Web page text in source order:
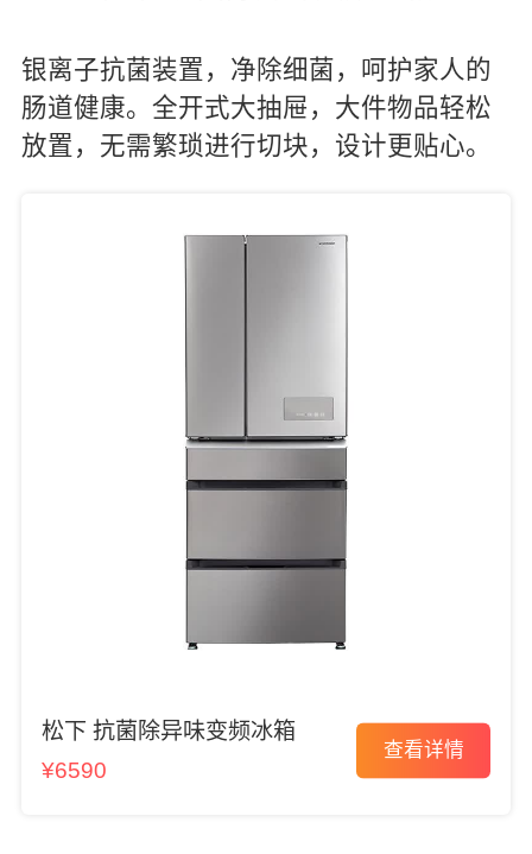
银离子抗菌装置，净除细菌，呵护家人的
肠道健康。全开式大抽屉，大件物品轻松
放置，无需繁琐进行切块，设计更贴心。
松下 抗菌除异味变频冰箱
¥6590
查看详情